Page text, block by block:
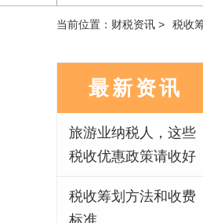
当前位置： 财税资讯 > 税收
最新资讯
旅游业纳税人，这些
税收优惠政策请收好
税收筹划方法和收费
标准